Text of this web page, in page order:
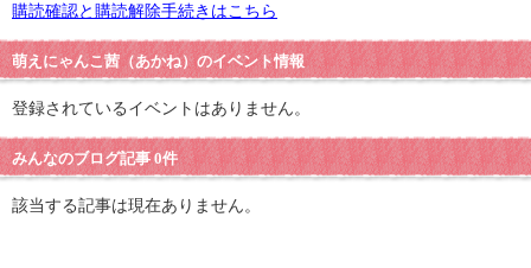
購読確認と購読解除手続きはこちら
萌えにゃんこ茜（あかね）のイベント情報
登録されているイベントはありません。
みんなのブログ記事 0件
該当する記事は現在ありません。